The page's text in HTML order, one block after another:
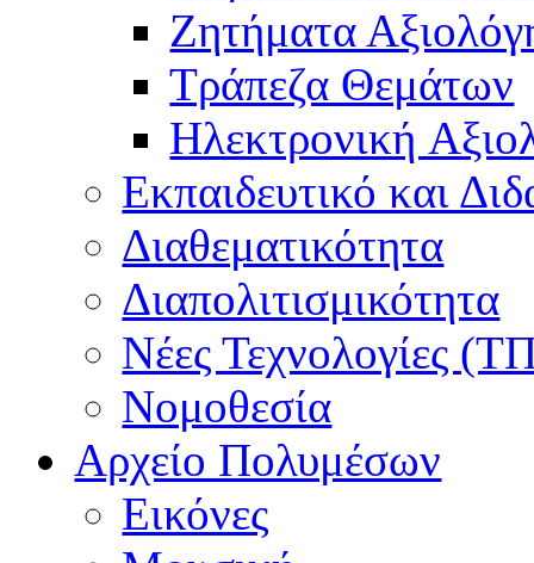
Ζητήματα
Τράπεζα Θεμάτων
Hλεκτρονική
Εκπαιδευτικό και
Διαθεματικότητα
Διαπολιτισμικότητα
Νέες Τεχνολογίες
Νομοθεσία
Αρχείο Πολυμέσων
Εικόνες